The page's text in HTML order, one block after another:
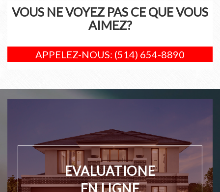
VOUS NE VOYEZ PAS CE QUE VOUS
AIMEZ?
APPELEZ-NOUS: (514) 654-8890
EVALUATIONE
EN LIGNE